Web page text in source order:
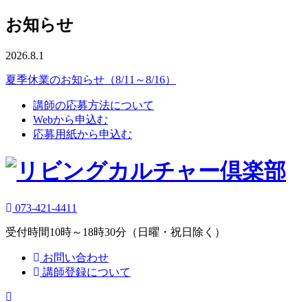
お知らせ
2026.8.1
夏季休業のお知らせ（8/11～8/16）
講師の応募方法について
Webから申込む
応募用紙から申込む
073-421-4411
受付時間10時～18時30分（日曜・祝日除く）
お問い合わせ
講師登録について